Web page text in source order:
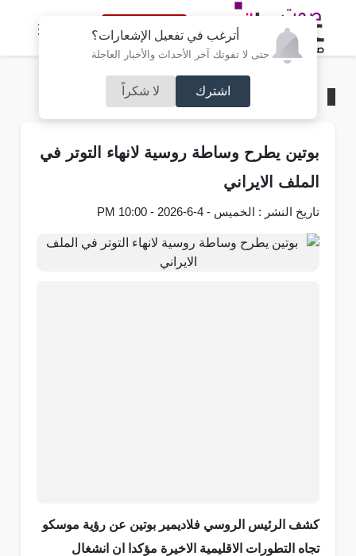
أترغب في تفعيل الإشعارات؟
حتى لا تفوتك آخر الأحداث والأخبار العاجلة
اشترك لا شكراً
النسخة الكاملة
عربي و دولي
بوتين يطرح وساطة روسية لانهاء التوتر في
الملف الايراني
تاريخ النشر : الخميس - 4-6-2026 - 10:00 PM
كشف الرئيس الروسي فلاديمير بوتين عن رؤية موسكو
تجاه التطورات الاقليمية الاخيرة مؤكدا ان انشغال